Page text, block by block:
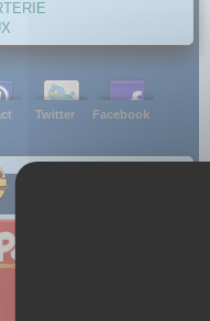
Twitter Facebook